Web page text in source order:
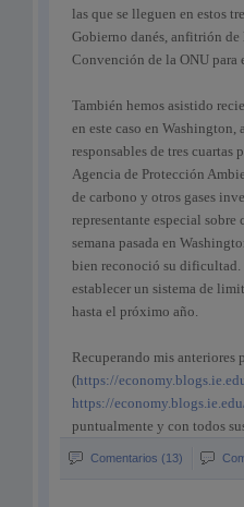
las que se lleguen en estos
Gobierno danés, anfitrión
Convención de la ONU
También hemos asistido
en este caso en
responsables de tres cuartas
Agencia de Protección
de carbono y otros gases
representante especial
semana pasada en
bien reconoció su dificultad.
establecer un sistema de
hasta el próximo año.
Recuperando mis anteriores
(https://
https://
puntualmente y con todos
Comentarios (13)